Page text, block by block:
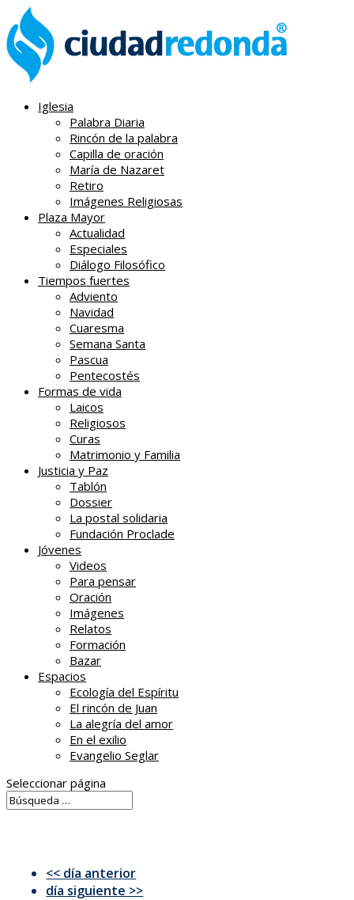
Iglesia
Palabra Diaria
Rincón de la palabra
Capilla de oración
María de Nazaret
Retiro
Imágenes Religiosas
Plaza Mayor
Actualidad
Especiales
Diálogo Filosófico
Tiempos fuertes
Adviento
Navidad
Cuaresma
Semana Santa
Pascua
Pentecostés
Formas de vida
Laicos
Religiosos
Curas
Matrimonio y Familia
Justicia y Paz
Tablón
Dossier
La postal solidaria
Fundación Proclade
Jóvenes
Videos
Para pensar
Oración
Imágenes
Relatos
Formación
Bazar
Espacios
Ecología del Espíritu
El rincón de Juan
La alegría del amor
En el exilio
Evangelio Seglar
Seleccionar página
<< día anterior
día siguiente >>